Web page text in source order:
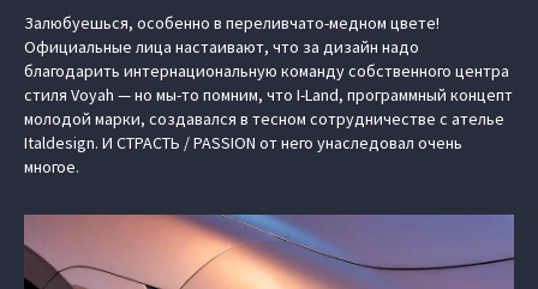
Залюбуешься, особенно в переливчато-медном цвете!
Официальные лица настаивают, что за дизайн надо
благодарить интернациональную команду собственного центра
стиля Voyah — но мы-то помним, что I-Land, программный концепт
молодой марки, создавался в тесном сотрудничестве с ателье
Italdesign. И СТРАСТЬ / PASSION от него унаследовал очень
многое.